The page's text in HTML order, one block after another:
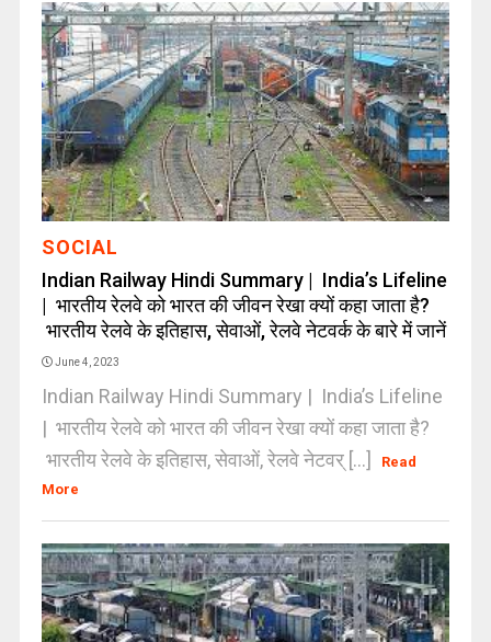
SOCIAL
Indian Railway Hindi Summary | India’s Lifeline
| भारतीय रेलवे को भारत की जीवन रेखा क्यों कहा जाता है?
भारतीय रेलवे के इतिहास, सेवाओं, रेलवे नेटवर्क के बारे में जानें
June 4, 2023
Indian Railway Hindi Summary | India’s Lifeline
| भारतीय रेलवे को भारत की जीवन रेखा क्यों कहा जाता है?
भारतीय रेलवे के इतिहास, सेवाओं, रेलवे नेटवर् [...]
Read
More